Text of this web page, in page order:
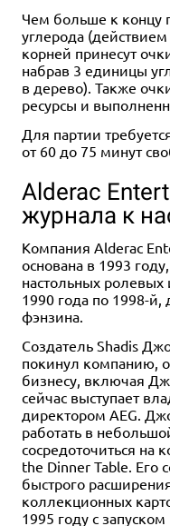
Чем больше к концу
углерода
корней принесут
набрав 3 единицы
в дерево). Также
ресурсы и
Для партии
от 60 до 75 минут
Alderac
журнала к
Компания Alderac
основана в 1993
настольных ролевых
1990 года по 1998-й,
фэнзина.
Создатель Shadis
покинул компанию,
бизнесу, включая
сейчас выступает
директором AEG.
работать в
сосредоточиться на
the Dinner Table. Его
быстрого
коллекционных
1995 году с